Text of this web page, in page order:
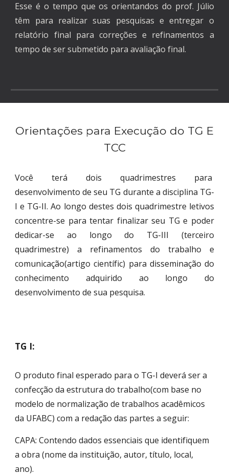
Esse é o tempo que os orientandos do prof. Júlio
têm para realizar suas pesquisas e entregar o
relatório final para correções e refinamentos a
tempo de ser submetido para avaliação final.
Orientações para Execução do TG E
TCC
Você terá dois quadrimestres para
desenvolvimento de seu TG durante a disciplina TG-
I e TG-II. Ao longo destes dois quadrimestre letivos
concentre-se para tentar finalizar seu TG e poder
dedicar-se ao longo do TG-III (terceiro
quadrimestre) a refinamentos do trabalho e
comunicação(artigo científic) para disseminação do
conhecimento adquirido ao longo do
desenvolvimento de sua pesquisa.
TG I:
O produto final esperado para o TG-I deverá ser a
confecção da estrutura do trabalho(com base no
modelo de normalização de trabalhos acadêmicos
da UFABC) com a redação das partes a seguir:
CAPA: Contendo dados essenciais que identifiquem
a obra (nome da instituição, autor, título, local,
ano).